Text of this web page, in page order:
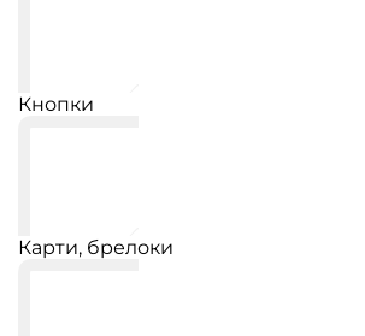
Кнопки
Карти, брелоки